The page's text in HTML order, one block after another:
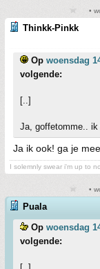
•
Thinkk-Pinkk
Op woensdag
volgende:
[..]
Ja, goffetomme.. ik
Ja ik ook! ga je
I solemnly swear i'm up to
•
Puala
Op woensdag
volgende: